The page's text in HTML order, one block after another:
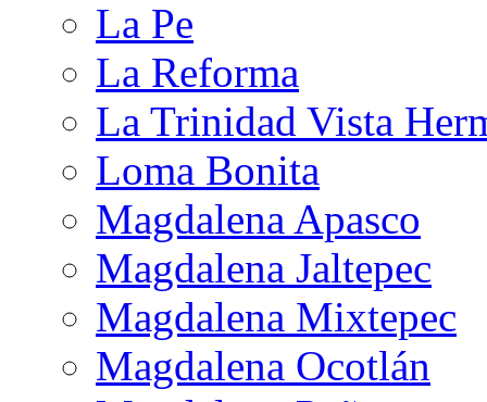
La Pe
La Reforma
La Trinidad Vista
Loma Bonita
Magdalena Apasco
Magdalena Jaltepec
Magdalena Mixtepec
Magdalena Ocotlán